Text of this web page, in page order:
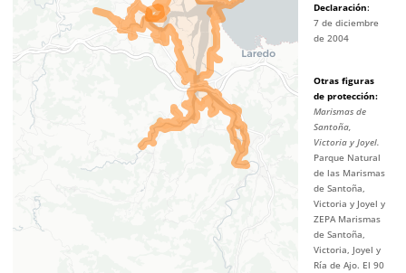
Declaración:
7 de diciembre
de 2004
Otras figuras
de protección:
Marismas de
Santoña,
Victoria y Joyel.
Parque Natural
de las Marismas
de Santoña,
Victoria y Joyel y
ZEPA Marismas
de Santoña,
Victoria, Joyel y
Ría de Ajo. El 90